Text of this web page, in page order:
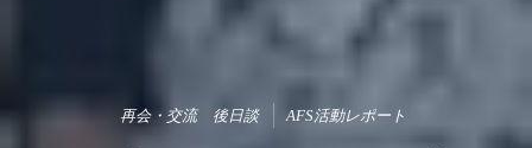
再会・交流 後日談 AFS活動レポート